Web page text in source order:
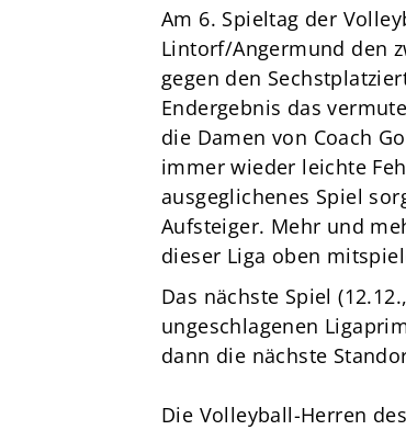
Am 6. Spieltag der
Lintorf/Angermund den
gegen den
Endergebnis das
die Damen von Coach
immer wieder leichte
ausgeglichenes Spiel
Aufsteiger. Mehr und
dieser Liga oben
Das nächste Spiel
ungeschlagenen
dann die nächste
Die Volleyball-Herren